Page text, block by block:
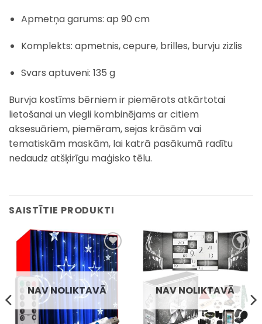
Apmetņa garums: ap 90 cm
Komplekts: apmetnis, cepure, brilles, burvju zizlis
Svars aptuveni: 135 g
Burvja kostīms bērniem ir piemērots atkārtotai
lietošanai un viegli kombinējams ar citiem
aksesuāriem, piemēram, sejas krāsām vai
tematiskām maskām, lai katrā pasākumā radītu
nedaudz atšķirīgu maģisko tēlu.
SAISTĪTIE PRODUKTI
Pievienot
sarakstam
NAV NOLIKTAVĀ
Pievienot
sarakstam
NAV NOLIKTAVĀ